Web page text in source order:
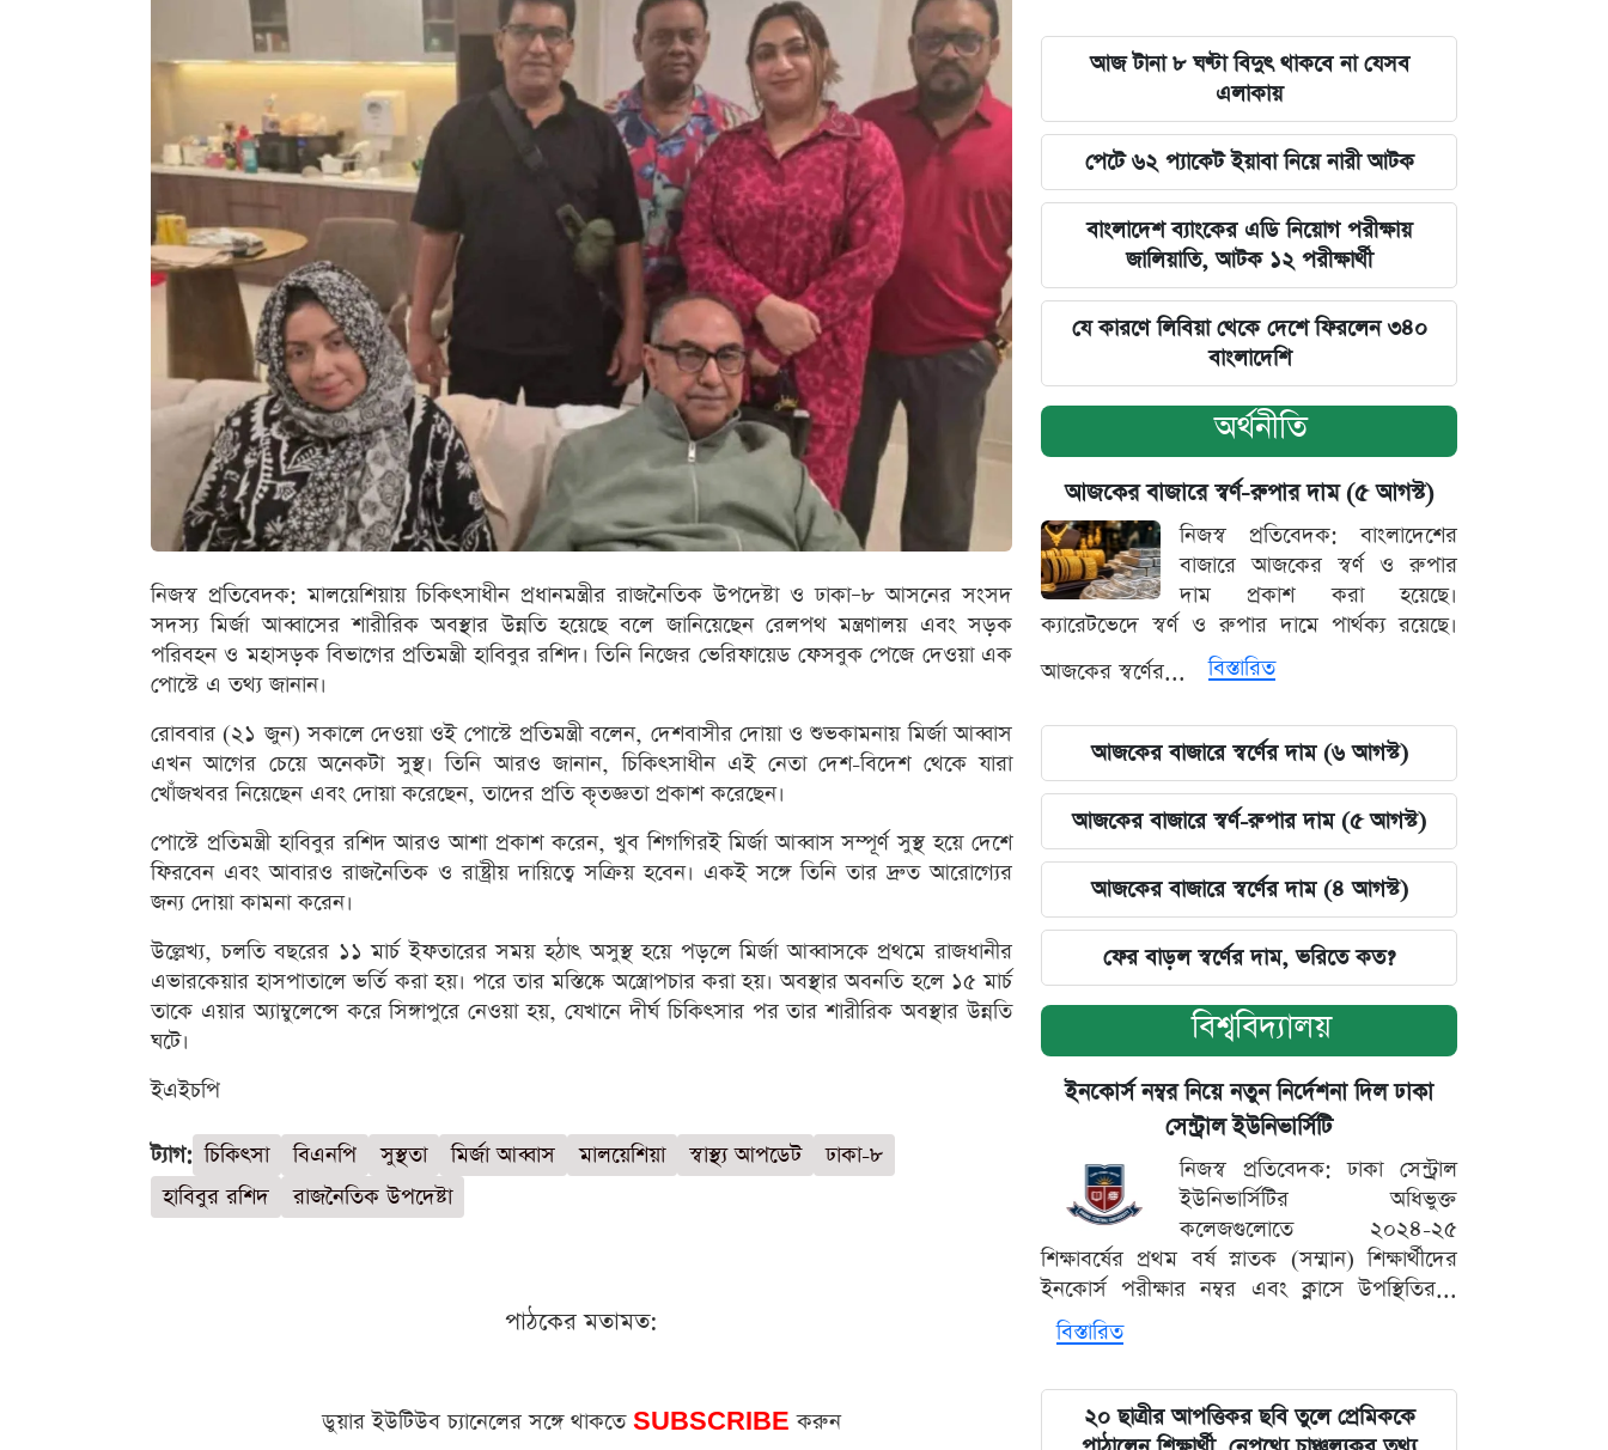
নিজস্ব প্রতিবেদক: মালয়েশিয়ায় চিকিৎসাধীন প্রধানমন্ত্রীর রাজনৈতিক উপদেষ্টা ও ঢাকা–৮ আসনের সংসদ
সদস্য মির্জা আব্বাসের শারীরিক অবস্থার উন্নতি হয়েছে বলে জানিয়েছেন রেলপথ মন্ত্রণালয় এবং সড়ক
পরিবহন ও মহাসড়ক বিভাগের প্রতিমন্ত্রী হাবিবুর রশিদ। তিনি নিজের ভেরিফায়েড ফেসবুক পেজে দেওয়া এক
পোস্টে এ তথ্য জানান।
রোববার (২১ জুন) সকালে দেওয়া ওই পোস্টে প্রতিমন্ত্রী বলেন, দেশবাসীর দোয়া ও শুভকামনায় মির্জা আব্বাস
এখন আগের চেয়ে অনেকটা সুস্থ। তিনি আরও জানান, চিকিৎসাধীন এই নেতা দেশ-বিদেশ থেকে যারা
খোঁজখবর নিয়েছেন এবং দোয়া করেছেন, তাদের প্রতি কৃতজ্ঞতা প্রকাশ করেছেন।
পোস্টে প্রতিমন্ত্রী হাবিবুর রশিদ আরও আশা প্রকাশ করেন, খুব শিগগিরই মির্জা আব্বাস সম্পূর্ণ সুস্থ হয়ে দেশে
ফিরবেন এবং আবারও রাজনৈতিক ও রাষ্ট্রীয় দায়িত্বে সক্রিয় হবেন। একই সঙ্গে তিনি তার দ্রুত আরোগ্যের
জন্য দোয়া কামনা করেন।
উল্লেখ্য, চলতি বছরের ১১ মার্চ ইফতারের সময় হঠাৎ অসুস্থ হয়ে পড়লে মির্জা আব্বাসকে প্রথমে রাজধানীর
এভারকেয়ার হাসপাতালে ভর্তি করা হয়। পরে তার মস্তিষ্কে অস্ত্রোপচার করা হয়। অবস্থার অবনতি হলে ১৫ মার্চ
তাকে এয়ার অ্যাম্বুলেন্সে করে সিঙ্গাপুরে নেওয়া হয়, যেখানে দীর্ঘ চিকিৎসার পর তার শারীরিক অবস্থার উন্নতি
ঘটে।
ইএইচপি
ট্যাগ: চিকিৎসা বিএনপি সুস্থতা মির্জা আব্বাস মালয়েশিয়া স্বাস্থ্য আপডেট
ঢাকা-৮
হাবিবুর রশিদ
রাজনৈতিক উপদেষ্টা
পাঠকের মতামত:
ডুয়ার ইউটিউব চ্যানেলের সঙ্গে থাকতে SUBSCRIBEকরুন
আজ টানা ৮ ঘণ্টা বিদুৎ থাকবে না যেসব
এলাকায়
পেটে ৬২ প্যাকেট ইয়াবা নিয়ে নারী আটক
বাংলাদেশ ব্যাংকের এডি নিয়োগ পরীক্ষায়
জালিয়াতি, আটক ১২ পরীক্ষার্থী
যে কারণে লিবিয়া থেকে দেশে ফিরলেন ৩৪০
বাংলাদেশি
অর্থনীতি
আজকের বাজারে স্বর্ণ-রুপার দাম (৫ আগস্ট)
নিজস্ব প্রতিবেদক: বাংলাদেশের
বাজারে আজকের স্বর্ণ ও রুপার
দাম প্রকাশ করা হয়েছে।
ক্যারেটভেদে স্বর্ণ ও রুপার দামে পার্থক্য রয়েছে।
আজকের স্বর্ণের...
বিস্তারিত
আজকের বাজারে স্বর্ণের দাম (৬ আগস্ট)
আজকের বাজারে স্বর্ণ-রুপার দাম (৫ আগস্ট)
আজকের বাজারে স্বর্ণের দাম (৪ আগস্ট)
ফের বাড়ল স্বর্ণের দাম, ভরিতে কত?
বিশ্ববিদ্যালয়
ইনকোর্স নম্বর নিয়ে নতুন নির্দেশনা দিল ঢাকা
সেন্ট্রাল ইউনিভার্সিটি
নিজস্ব প্রতিবেদক: ঢাকা সেন্ট্রাল
ইউনিভার্সিটির অধিভুক্ত
কলেজগুলোতে ২০২৪-২৫
শিক্ষাবর্ষের প্রথম বর্ষ স্নাতক (সম্মান) শিক্ষার্থীদের
ইনকোর্স পরীক্ষার নম্বর এবং ক্লাসে উপস্থিতির...
বিস্তারিত
২০ ছাত্রীর আপত্তিকর ছবি তুলে প্রেমিককে